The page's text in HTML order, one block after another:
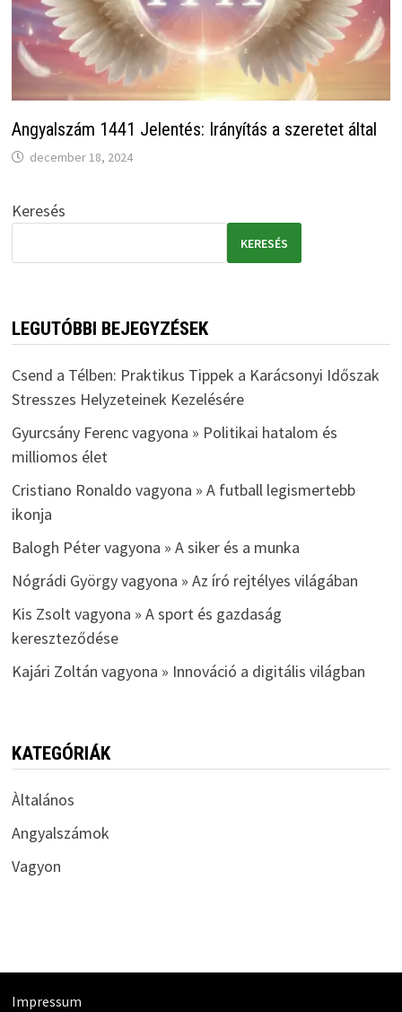
Angyalszám 1441 Jelentés: Irányítás a szeretet által
december 18, 2024
Keresés
KERESÉS
LEGUTÓBBI BEJEGYZÉSEK
Csend a Télben: Praktikus Tippek a Karácsonyi Időszak
Stresszes Helyzeteinek Kezelésére
Gyurcsány Ferenc vagyona » Politikai hatalom és
milliomos élet
Cristiano Ronaldo vagyona » A futball legismertebb
ikonja
Balogh Péter vagyona » A siker és a munka
Nógrádi György vagyona » Az író rejtélyes világában
Kis Zsolt vagyona » A sport és gazdaság
kereszteződése
Kajári Zoltán vagyona » Innováció a digitális világban
KATEGÓRIÁK
Àltalános
Angyalszámok
Vagyon
Impressum